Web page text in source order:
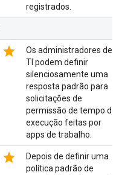
registrados.
star
Os administradores de
TI podem definir
silenciosamente uma
resposta padrão para
solicitações de
permissão de tempo de
execução feitas por
apps de trabalho.
star
Depois de definir uma
política padrão de